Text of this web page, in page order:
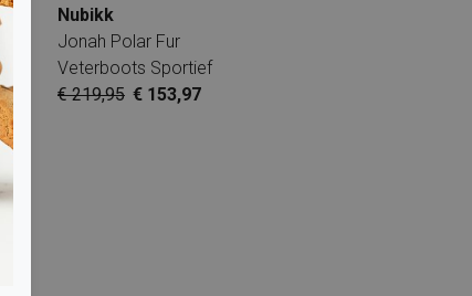
Nubikk
Jonah Polar Fur
Veterboots Sportief
€ 219,95 € 153,97